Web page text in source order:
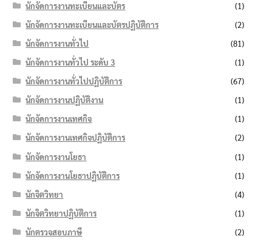
นักจัดการงานทะเบียนและบัตร
(1)
นักจัดการงานทะเบียนและบัตรปฏิบัติการ
(2)
นักจัดการงานทั่วไป
(81)
นักจัดการงานทั่วไป ระดับ 3
(1)
นักจัดการงานทั่วไปปฏิบัติการ
(67)
นักจัดการงานปฏิบัติงาน
(1)
นักจัดการงานเทศกิจ
(1)
นักจัดการงานเทศกิจปฏิบัติการ
(2)
นักจัดการงานโยธา
(1)
นักจัดการงานโยธาปฏิบัติการ
(1)
นักจิตวิทยา
(4)
นักจิตวิทยาปฏิบัติการ
(1)
นักตรวจสอบภาษี
(2)